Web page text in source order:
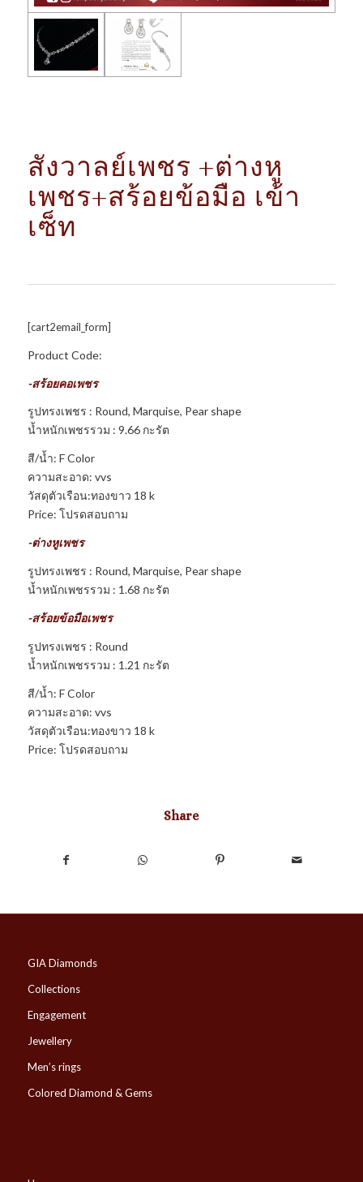
สังวาลย์เพชร +ต่างหู
เพชร+สร้อยข้อมือ เข้า
เซ็ท
[cart2email_form]
Product Code:
-สร้อยคอเพชร
รูปทรงเพชร : Round, Marquise, Pear shape
น้ำหนักเพชรรวม : 9.66 กะรัต
สี/น้ำ: F Color
ความสะอาด: vvs
วัสดุตัวเรือน:ทองขาว 18 k
Price: โปรดสอบถาม
-ต่างหูเพชร
รูปทรงเพชร : Round, Marquise, Pear shape
น้ำหนักเพชรรวม : 1.68 กะรัต
-สร้อยข้อมือเพชร
รูปทรงเพชร : Round
น้ำหนักเพชรรวม : 1.21 กะรัต
สี/น้ำ: F Color
ความสะอาด: vvs
วัสดุตัวเรือน:ทองขาว 18 k
Price: โปรดสอบถาม
Share
GIA Diamonds
Collections
Engagement
Jewellery
Men’s rings
Colored Diamond & Gems